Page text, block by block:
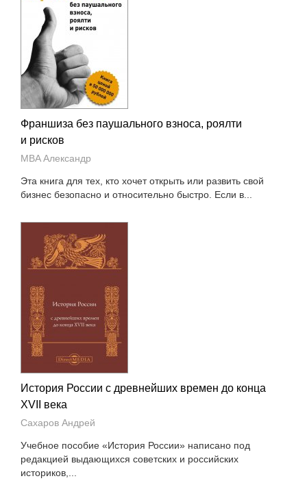
Франшиза без паушального взноса, роялти
и рисков
MBA Александр
Эта книга для тех, кто хочет открыть или развить свой
бизнес безопасно и относительно быстро. Если в...
История России с древнейших времен до конца
XVII века
Сахаров Андрей
Учебное пособие «История России» написано под
редакцией выдающихся советских и российских
историков,...